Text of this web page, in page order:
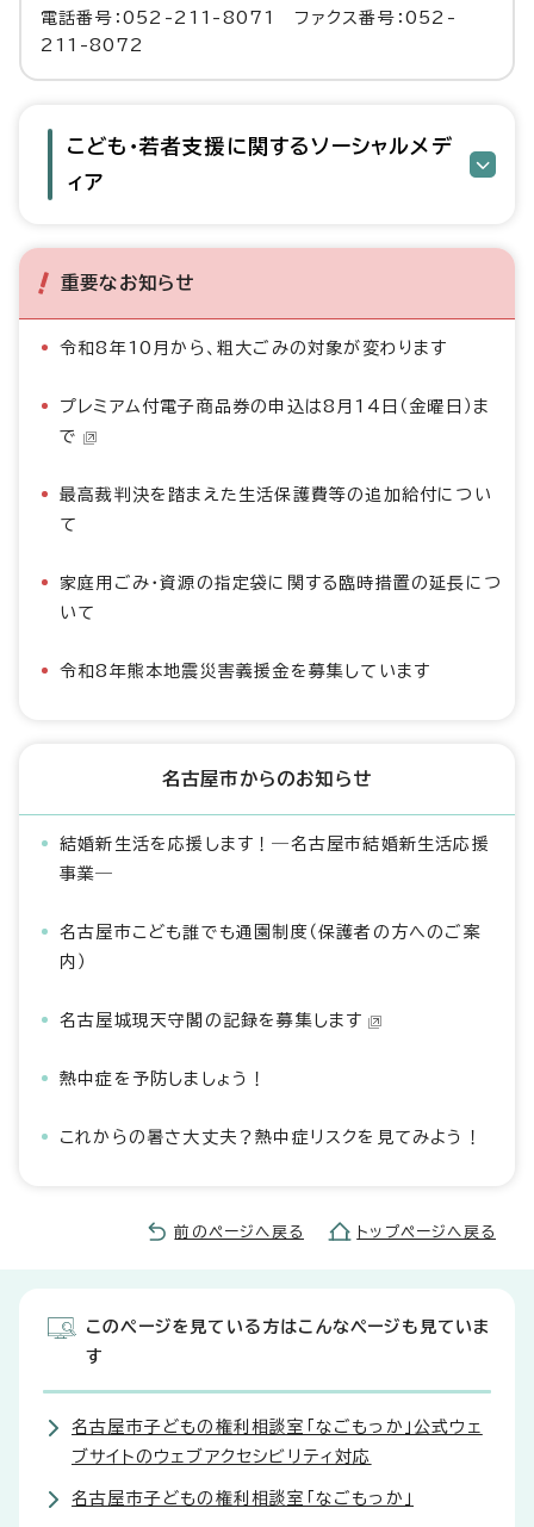
電話番号：052-211-8071 ファクス番号：052-
211-8072
こども・若者支援に関するソーシャルメデ
ィア
重要なお知らせ
令和8年10月から、粗大ごみの対象が変わります
プレミアム付電子商品券の申込は8月14日（金曜日）ま
で
最高裁判決を踏まえた生活保護費等の追加給付につい
て
家庭用ごみ・資源の指定袋に関する臨時措置の延長につ
いて
令和8年熊本地震災害義援金を募集しています
名古屋市からのお知らせ
結婚新生活を応援します！―名古屋市結婚新生活応援
事業―
名古屋市こども誰でも通園制度（保護者の方へのご案
内）
名古屋城現天守閣の記録を募集します
熱中症を予防しましょう！
これからの暑さ大丈夫？熱中症リスクを見てみよう！
前のページへ戻る トップページへ戻る
このページを見ている方はこんなページも見ていま
す
名古屋市子どもの権利相談室「なごもっか」公式ウェ
ブサイトのウェブアクセシビリティ対応
名古屋市子どもの権利相談室「なごもっか」